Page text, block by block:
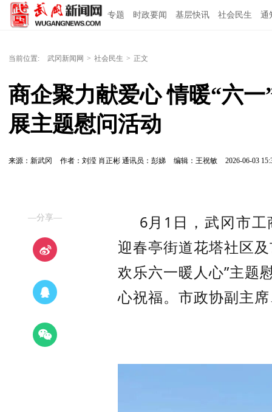
专题 时政要闻 基层快讯 社会民生 通
当前位置: 武冈新闻网 > 社会民生 > 正文
商企聚力献爱心 情暖“六
展主题慰问活动
来源：新武冈 作者：刘滢 肖正彬 通讯员：彭娣 编辑：王祝敏 2026-06-03
—分享— 6月1日 ，武冈市
迎春亭街道花塔社区
欢乐六一暖人心”主题
心祝福。市政协副主